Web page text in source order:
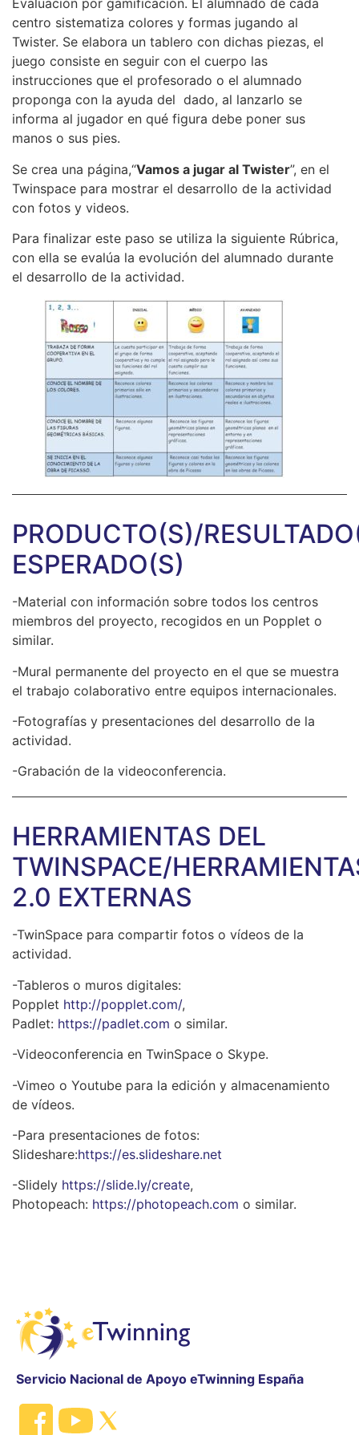
Evaluación por gamificación. El alumnado de cada
centro sistematiza colores y formas jugando al
Twister. Se elabora un tablero con dichas piezas, el
juego consiste en seguir con el cuerpo las
instrucciones que el profesorado o el alumnado
proponga con la ayuda del dado, al lanzarlo se
informa al jugador en qué figura debe poner sus
manos o sus pies.
Se crea una página,“Vamos a jugar al Twister”, en el
Twinspace para mostrar el desarrollo de la actividad
con fotos y videos.
Para finalizar este paso se utiliza la siguiente Rúbrica,
con ella se evalúa la evolución del alumnado durante
el desarrollo de la actividad.
PRODUCTO(S)/
ESPERADO(S)
-Material con información sobre todos los centros
miembros del proyecto, recogidos en un Popplet o
similar.
-Mural permanente del proyecto en el que se muestra
el trabajo colaborativo entre equipos internacionales.
-Fotografías y presentaciones del desarrollo de la
actividad.
-Grabación de la videoconferencia.
HERRAMIENTAS DEL
TWINSPACE/
2.0 EXTERNAS
-TwinSpace para compartir fotos o vídeos de la
actividad.
-Tableros o muros digitales:
Popplet http://popplet.com/,
Padlet: https://padlet.com o similar.
-Videoconferencia en TwinSpace o Skype.
-Vimeo o Youtube para la edición y almacenamiento
de vídeos.
-Para presentaciones de fotos:
Slideshare:https://es.slideshare.net
-Slidely https://slide.ly/create,
Photopeach: https://photopeach.com o similar.
Servicio Nacional de Apoyo eTwinning España